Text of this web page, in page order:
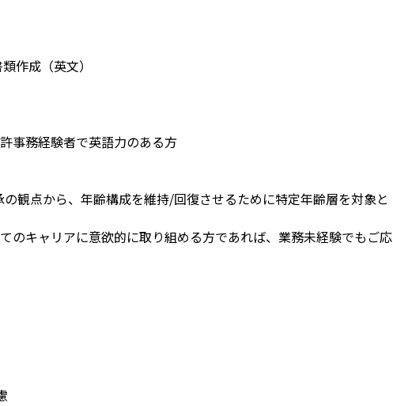
作成（英文）
事務経験者で英語力のある方
観点から、年齢構成を維持/回復させるために特定年齢層を対象と
のキャリアに意欲的に取り組める方であれば、業務未経験でもご応